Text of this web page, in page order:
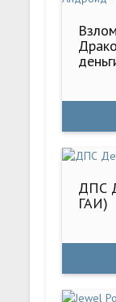
ДПС
ГАИ)